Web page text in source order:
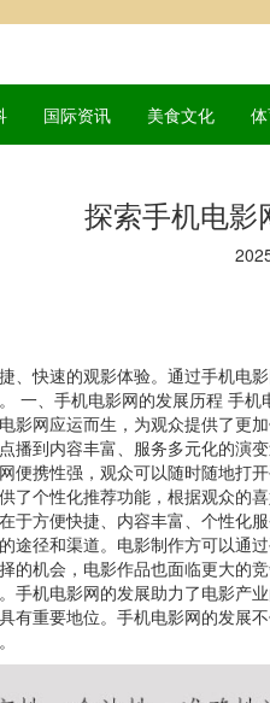
国际资讯 美食文化
探索手机电影
、快速的观影体验。通过手机
一、手机电影网的发展历程 手
影网应运而生，为观众提供了
播到内容丰富、服务多元化的
便携性强，观众可以随时随地
了个性化推荐功能，根据观众
于方便快捷、内容丰富、个性
途径和渠道。电影制作方可以
的机会，电影作品也面临更大
机电影网的发展助力了电影产
有重要地位。手机电影网的发